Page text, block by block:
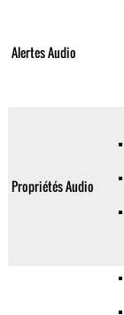
Alertes Audio
Propriétés Audio